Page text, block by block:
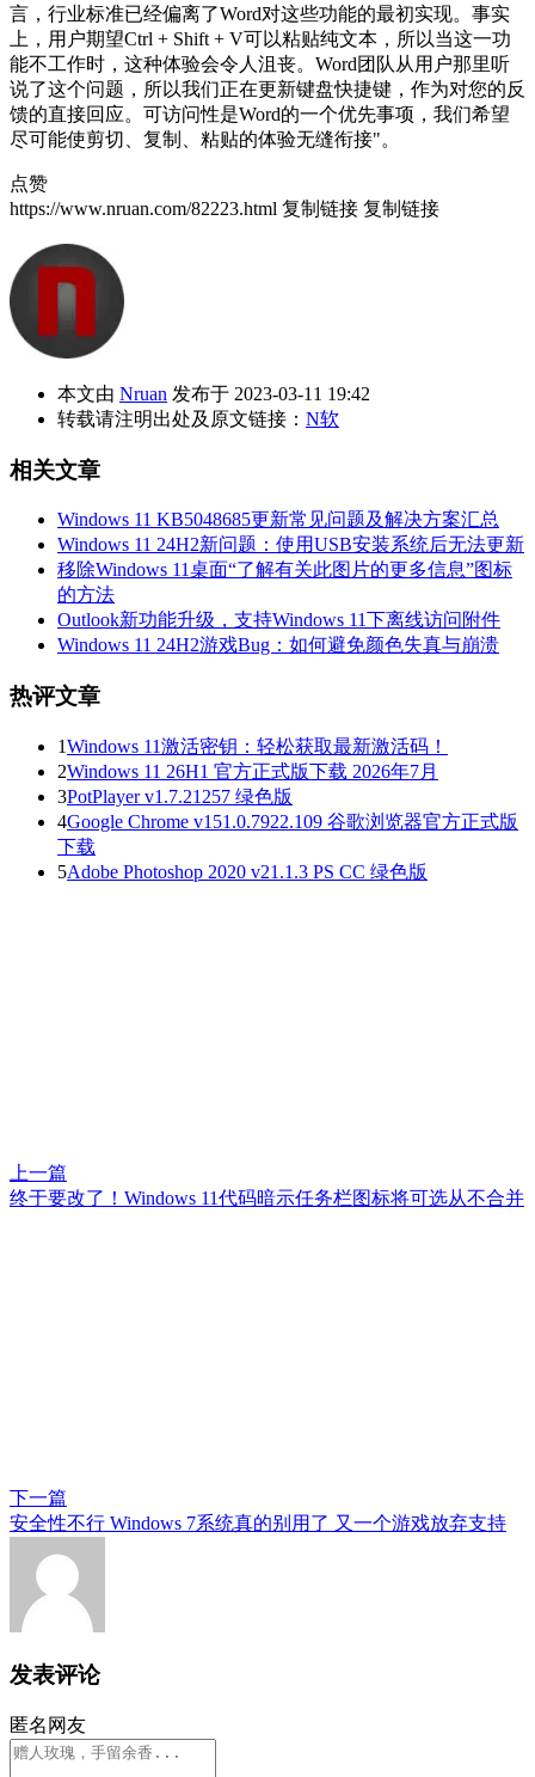
言，行业标准已经偏离了Word对这些功能的最初实现。事实
上，用户期望Ctrl + Shift + V可以粘贴纯文本，所以当这一功
能不工作时，这种体验会令人沮丧。Word团队从用户那里听
说了这个问题，所以我们正在更新键盘快捷键，作为对您的反
馈的直接回应。可访问性是Word的一个优先事项，我们希望
尽可能使剪切、复制、粘贴的体验无缝衔接"。
点赞
https://www.nruan.com/82223.html 复制链接 复制链接
本文由 Nruan 发布于 2023-03-11 19:42
转载请注明出处及原文链接： N软
相关文章
Windows 11 KB5048685更新常见问题及解决方案汇总
Windows 11 24H2新问题：使用USB安装系统后无法更新
移除Windows 11桌面“了解有关此图片的更多信息”图标
的方法
Outlook新功能升级，支持Windows 11下离线访问附件
Windows 11 24H2游戏Bug：如何避免颜色失真与崩溃
热评文章
1Windows 11激活密钥：轻松获取最新激活码！
2Windows 11 26H1 官方正式版下载 2026年7月
3PotPlayer v1.7.21257 绿色版
4Google Chrome v151.0.7922.109 谷歌浏览器官方正式版
下载
5Adobe Photoshop 2020 v21.1.3 PS CC 绿色版
上一篇
终于要改了！Windows 11代码暗示任务栏图标将可选从不合并
下一篇
安全性不行 Windows 7系统真的别用了 又一个游戏放弃支持
发表评论
匿名网友